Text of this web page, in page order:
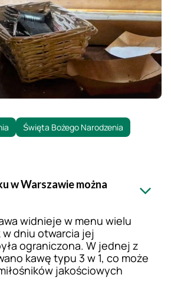
Święta Bożego Narodzenia
w Warszawie można
widnieje w menu wielu
dniu otwarcia jej
ograniczona. W jednej z
kawę typu 3 w 1, co może
jakościowych